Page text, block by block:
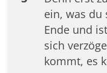
ein, was du
Ende und
sich
kommt, es